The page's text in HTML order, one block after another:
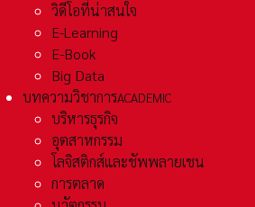
วิดีโอที่น่าสนใจ
E-Learning
E-Book
Big Data
บทความวิชาการACADEMIC
บริหารธุรกิจ
อุตสาหกรรม
โลจิสติกส์และชัพพลายเชน
การตลาด